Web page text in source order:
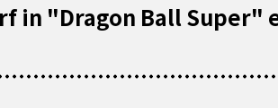
in "Dragon Ball Super"